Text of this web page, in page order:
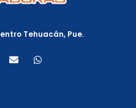
Tehuacán, Pue.
E
n
W
h